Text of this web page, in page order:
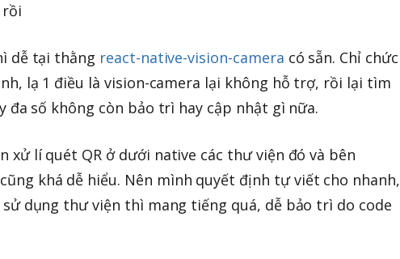
rồi
dễ tại thằng react-native-vision-camera có sẵn. Chỉ chức
lạ 1 điều là vision-camera lại không hỗ trợ, rồi lại tìm
đa số không còn bảo trì hay cập nhật gì nữa.
xử lí quét QR ở dưới native các thư viện đó và bên
khá dễ hiểu. Nên mình quyết định tự viết cho nhanh,
dụng thư viện thì mang tiếng quá, dễ bảo trì do code